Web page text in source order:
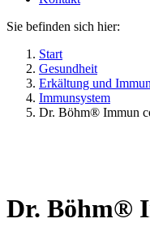
Sie befinden sich hier:
Start
Gesundheit
Erkältung und
Immunsystem
Dr. Böhm® Immun
Dr. Böhm®